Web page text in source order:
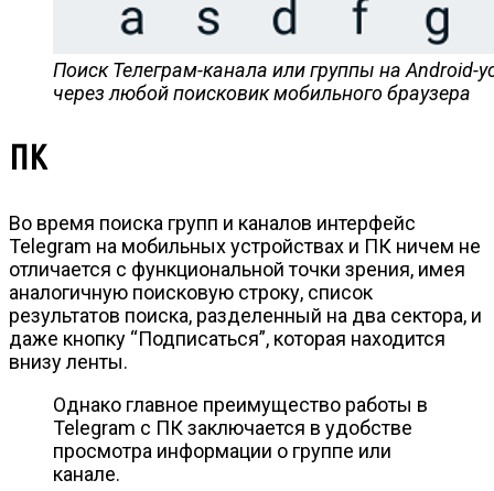
Поиск Телеграм-канала или группы на Android-
через любой поисковик мобильного браузера
ПК
Во время поиска групп и каналов интерфейс
Telegram на мобильных устройствах и ПК ничем не
отличается с функциональной точки зрения, имея
аналогичную поисковую строку, список
результатов поиска, разделенный на два сектора, и
даже кнопку “Подписаться”, которая находится
внизу ленты.
Однако главное преимущество работы в
Telegram с ПК заключается в удобстве
просмотра информации о группе или
канале.